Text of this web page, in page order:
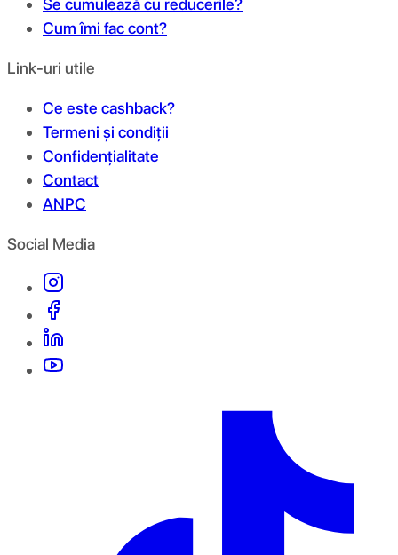
Se cumulează cu reducerile?
Cum îmi fac cont?
Link-uri utile
Ce este cashback?
Termeni și condiții
Confidențialitate
Contact
ANPC
Social Media